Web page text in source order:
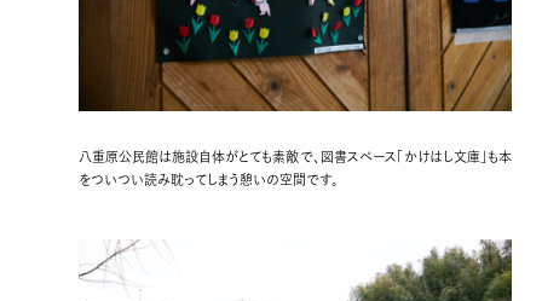
八重原公民館は施設自体がとても素敵で、図書スペース「かけはし文庫」も本
をついつい読み耽ってしまう憩いの空間です。